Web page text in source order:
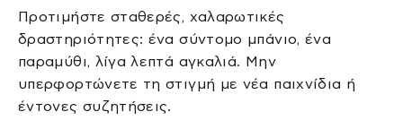
Προτιμήστε σταθερές, χαλαρωτικές
δραστηριότητες: ένα σύντομο μπάνιο, ένα
παραμύθι, λίγα λεπτά αγκαλιά. Μην
υπερφορτώνετε τη στιγμή με νέα παιχνίδια ή
έντονες συζητήσεις.